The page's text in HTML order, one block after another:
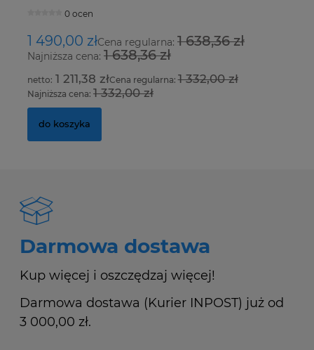
0 ocen
1 490,00 złCena regularna: 1 638,36 zł
Najniższa cena: 1 638,36 zł
1 211,38 złCena regularna:1 332,00 zł
Najniższa cena: 1 332,00 zł
do koszyka
Darmowa dostawa
Kup więcej i oszczędzaj więcej!
Darmowa dostawa (Kurier INPOST) już od
3 000,00 zł.